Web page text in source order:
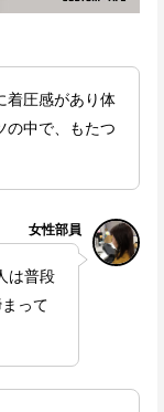
着圧感があり体
の中で、もたつ
女性部員
は普段
って